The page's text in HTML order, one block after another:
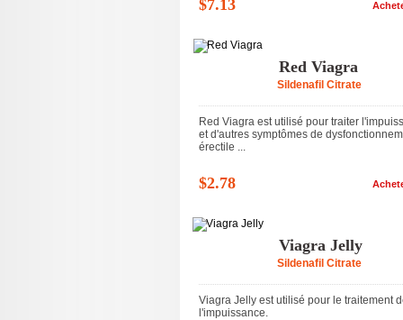
$7.13
Red Viagra
Sildenafil Citrate
Red Viagra est utilisé pour traiter
et d'autres symptômes de
érectile ...
$2.78
Viagra Jelly
Sildenafil Citrate
Viagra Jelly est utilisé pour le traitement
l'impuissance.